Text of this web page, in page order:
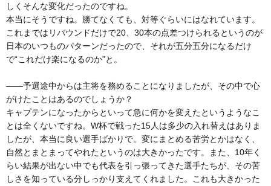
しくそんな変化だったのですね。
本当にそうですね。勝てなくても、対等ぐらいにはなれています。
これまではリバウンドだけで20、30本の点差つけられるというのが
日本のいつものパターンだったので、それが五分五分になるだけ
で“これだけ楽になるのか”と。
――予選途中からは主将を務めることになりましたが、その中で心
がけたことはあるのでしょうか？
キャプテンになったからといって急に何かを変えたというようなこ
とは全くないですね。W杯で戦った15人は多少の入れ替えはありま
したが、本当に良い選手ばかりで。変にまとめる苦労とかはなく、
自然とまとまってやれたというのは大きかったです。また、10年く
らい結果が出ない中でも代表を引っ張ってきた選手たちが、その苦
しさを知っている分しっかり支えてくれました。これも大きかった